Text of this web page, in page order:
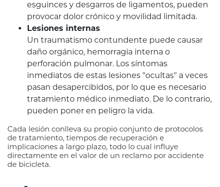
esguinces y desgarros de ligamentos, pueden
provocar dolor crónico y movilidad limitada.
Lesiones internas
Un traumatismo contundente puede causar
daño orgánico, hemorragia interna o
perforación pulmonar. Los síntomas
inmediatos de estas lesiones "ocultas" a veces
pasan desapercibidos, por lo que es necesario
tratamiento médico inmediato. De lo contrario,
pueden poner en peligro la vida.
Cada lesión conlleva su propio conjunto de protocolos
de tratamiento, tiempos de recuperación e
implicaciones a largo plazo, todo lo cual influye
directamente en el valor de un reclamo por accidente
de bicicleta.